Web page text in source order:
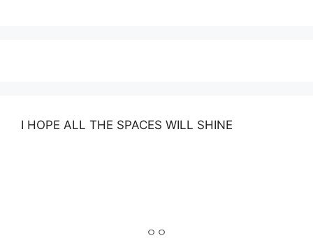
I HOPE ALL THE SPACES WILL SHINE
ㅇㅇ